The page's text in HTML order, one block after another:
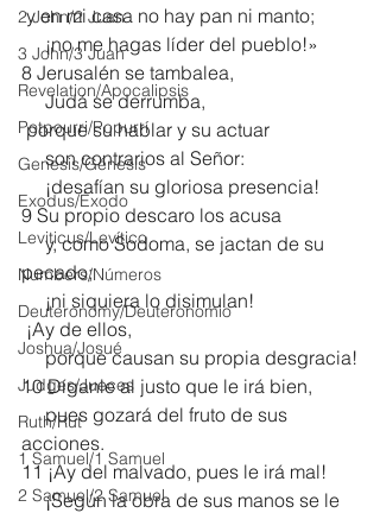
2 John/2 Juan
3 John/3 Juan
Revelation/Apocalipsis
Potpourri/Popurrí
Genesis/Génesis
Exodus/Éxodo
Leviticus/Levítico
Numbers/Números
Deuteronomy/Deuteronomio
Joshua/Josué
Judges/Jueces
Ruth/Rut
1 Samuel/1 Samuel
2 Samuel/2 Samuel
y en mi casa no hay pan ni manto;
     ¡no me hagas líder del pueblo!»
8 Jerusalén se tambalea,
     Judá se derrumba,
porque su hablar y su actuar
     son contrarios al Señor:
     ¡desafían su gloriosa presencia!
9 Su propio descaro los acusa
     y, como Sodoma, se jactan de su
pecado;
     ¡ni siquiera lo disimulan!
¡Ay de ellos,
     porque causan su propia desgracia!
10 Díganle al justo que le irá bien,
     pues gozará del fruto de sus
acciones.
11 ¡Ay del malvado, pues le irá mal!
     ¡Según la obra de sus manos se le